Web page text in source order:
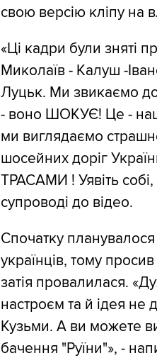
свою версію кліпу на
«Ці кадри були зняті
Миколаїв - Калуш -
Луцьк. Ми звикаємо
- воно ШОКУЄ! Це -
ми виглядаємо
шосейних доріг
ТРАСАМИ ! Уявіть собі,
супроводі до відео.
Спочатку
українців, тому
затія провалилася.
настроєм та й ідея не
Кузьми. А ви можете
бачення "Руїни"», -